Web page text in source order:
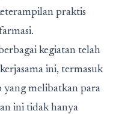
praktis
kegiatan telah
ini, termasuk
yang melibatkan para
ini tidak hanya